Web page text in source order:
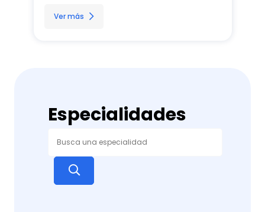
Ver más
Especialidades